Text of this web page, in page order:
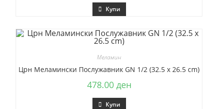
Купи
Меламин
Црн Меламински Послужавник GN 1/2 (32.5 x 26.5 cm)
478.00 ден
Купи